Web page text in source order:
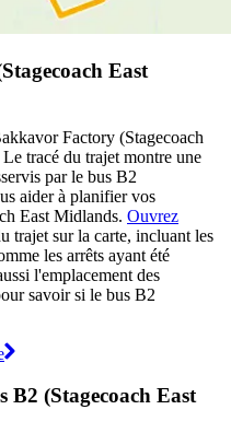
East
Factory (Stagecoach
tracé du trajet montre une
par le bus B2
aider à planifier vos
East Midlands. Ouvrez
trajet sur la carte, incluant les
les arrêts ayant été
l'emplacement des
savoir si le bus B2
B2 (Stagecoach East